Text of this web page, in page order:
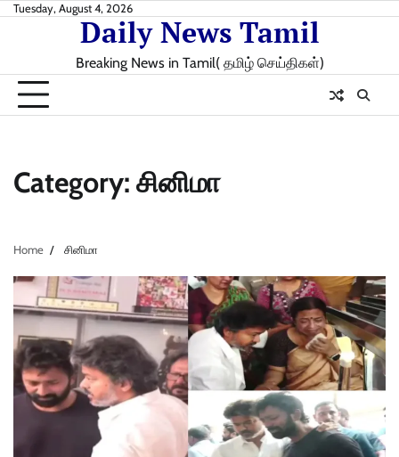
SkipTuesday, August 4, 2026
Daily News Tamil
Breaking News in Tamil( தமிழ் செய்திகள்)
Category: சினிமா
Home சினிமா